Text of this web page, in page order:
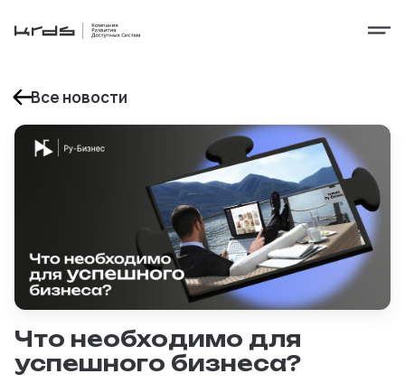
Все новости
Что необходимо для
успешного бизнеса?